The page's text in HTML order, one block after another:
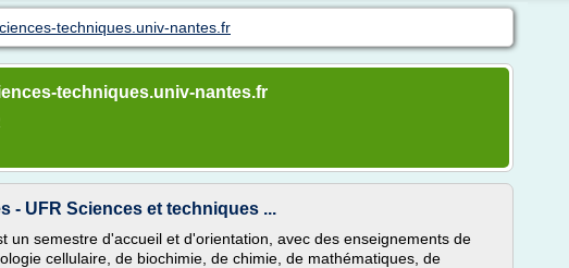
techniques.univ-nantes.fr
techniques.univ-nantes.fr
- UFR Sciences et techniques ...
un semestre d'accueil et d'orientation, avec des enseignements de
cellulaire, de biochimie, de chimie, de mathématiques, de